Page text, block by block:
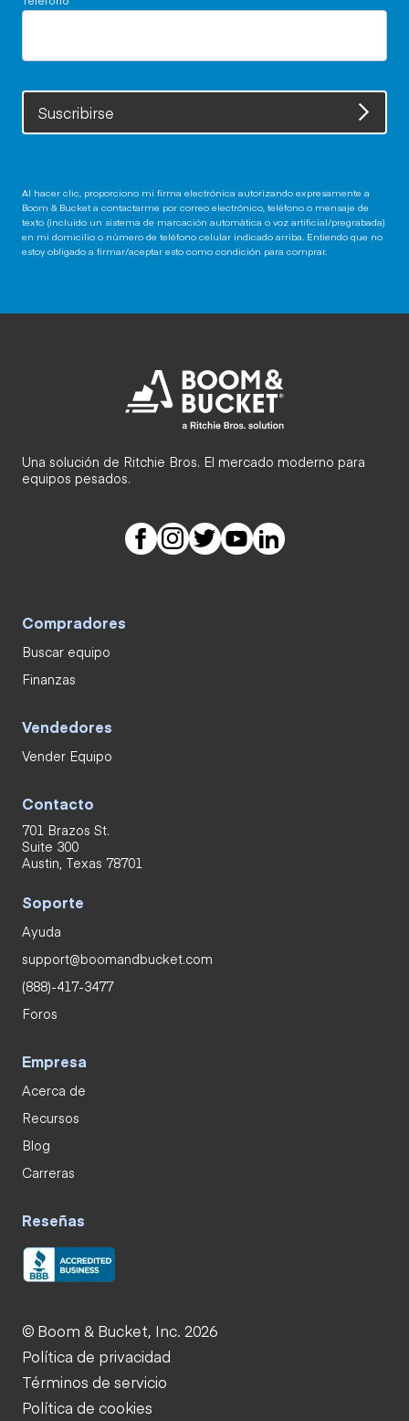
Suscribirse
Al hacer clic, proporciono mi firma electrónica autorizando expresamente a
Boom & Bucket a contactarme por correo electrónico, teléfono o mensaje de
texto (incluido un sistema de marcación automática o voz artificial/pregrabada)
en mi domicilio o número de teléfono celular indicado arriba. Entiendo que no
estoy obligado a firmar/aceptar esto como condición para comprar.
Una solución de Ritchie Bros. El mercado moderno para
equipos pesados.
Compradores
Buscar equipo
Finanzas
Vendedores
Vender Equipo
Contacto
701 Brazos St.
Suite 300
Austin, Texas 78701
Soporte
Ayuda
support@boomandbucket.com
(888)-417-3477
Foros
Empresa
Acerca de
Recursos
Blog
Carreras
Reseñas
© Boom & Bucket, Inc. 2026
Política de privacidad
Términos de servicio
Política de cookies